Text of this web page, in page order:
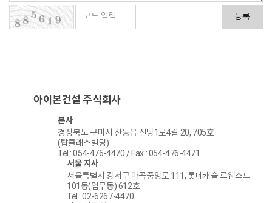
등록
아이본건설 주식회사
본사
경상북도 구미시 산동읍 신당1로4길 20, 705호
(탑클래스빌딩)
Tel : 054-476-4470 / Fax : 054-476-4471
서울 지사
서울특별시 강서구 마곡중앙로 111, 롯데캐슬 르웨스트
101동(업무동) 612호
Tel : 02-6267-4470